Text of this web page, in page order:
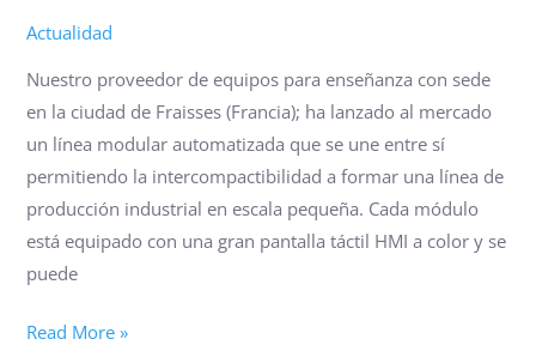
Actualidad
Nuestro proveedor de equipos para enseñanza con sede
en la ciudad de Fraisses (Francia); ha lanzado al mercado
un línea modular automatizada que se une entre sí
permitiendo la intercompactibilidad a formar una línea de
producción industrial en escala pequeña. Cada módulo
está equipado con una gran pantalla táctil HMI a color y se
puede
LA
Read More »